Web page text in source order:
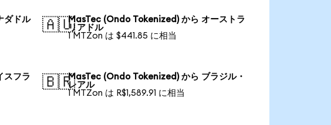
ダドル
🇦🇺MasTec (Ondo Tokenized) から オーストラ
リアドル
1 MTZon は $441.85 に相当
スフラ
🇧🇷MasTec (Ondo Tokenized) から ブラジル・
レアル
1 MTZon は R$1,589.91 に相当